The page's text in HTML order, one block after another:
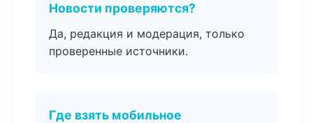
Новости проверяются?
Да, редакция и модерация, только
проверенные источники.
Где взять мобильное